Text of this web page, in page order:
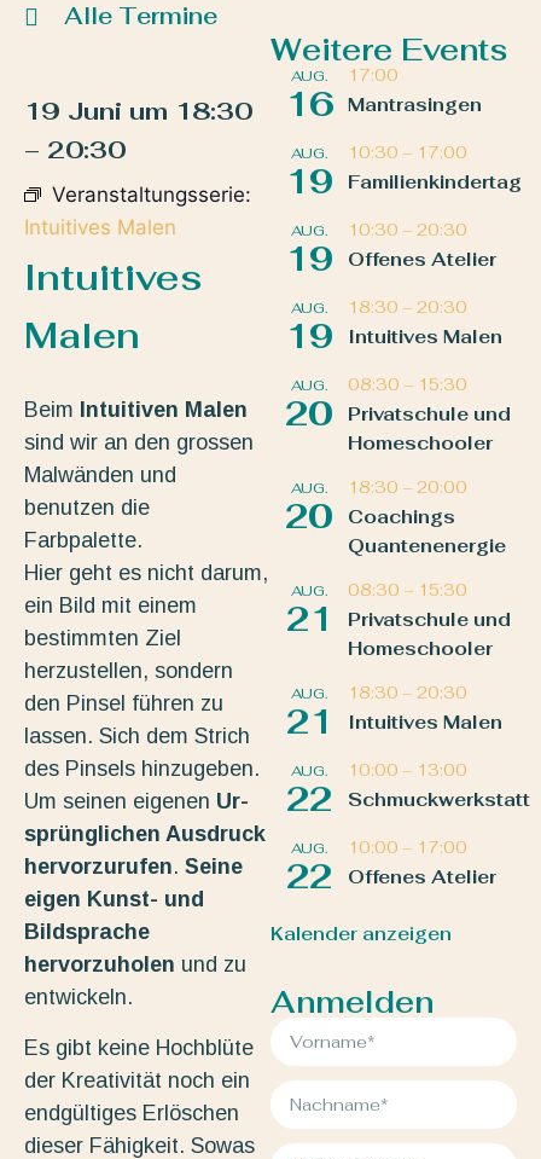
Alle Termine
19 Juni um 18:30
– 20:30
Veranstaltungsserie:
Intuitives Malen
Intuitives
Malen
Beim Intuitiven Malen
sind wir an den grossen
Malwänden und
benutzen die
Farbpalette.
Hier geht es nicht darum,
ein Bild mit einem
bestimmten Ziel
herzustellen, sondern
den Pinsel führen zu
lassen. Sich dem Strich
des Pinsels hinzugeben.
Um seinen eigenen Ur-
sprünglichen Ausdruck
hervorzurufen. Seine
eigen Kunst- und
Bildsprache
hervorzuholen und zu
entwickeln.
Es gibt keine Hochblüte
der Kreativität noch ein
endgültiges Erlöschen
dieser Fähigkeit. Sowas
Weitere Events
AUG.
16
17:00
Mantrasingen
AUG.
19
10:30 – 17:00
Familienkindertag
AUG.
19
10:30 – 20:30
Offenes Atelier
AUG.
19
18:30 – 20:30
Intuitives Malen
AUG.
20
08:30 – 15:30
Privatschule und
Homeschooler
AUG.
20
18:30 – 20:00
Coachings
Quantenenergie
AUG.
21
08:30 – 15:30
Privatschule und
Homeschooler
AUG.
21
18:30 – 20:30
Intuitives Malen
AUG.
22
10:00 – 13:00
Schmuckwerkstatt
AUG.
22
10:00 – 17:00
Offenes Atelier
Kalender anzeigen
Anmelden